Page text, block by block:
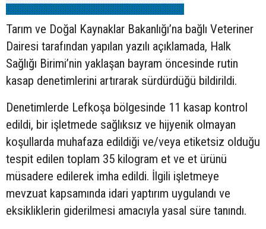
Tarım ve Doğal Kaynaklar Bakanlığı’na bağlı Veteriner
Dairesi tarafından yapılan yazılı açıklamada, Halk
Sağlığı Birimi’nin yaklaşan bayram öncesinde rutin
kasap denetimlerini artırarak sürdürdüğü bildirildi.
Denetimlerde Lefkoşa bölgesinde 11 kasap kontrol
edildi, bir işletmede sağlıksız ve hijyenik olmayan
koşullarda muhafaza edildiği ve/veya etiketsiz olduğu
tespit edilen toplam 35 kilogram et ve et ürünü
müsadere edilerek imha edildi. İlgili işletmeye
mevzuat kapsamında idari yaptırım uygulandı ve
eksikliklerin giderilmesi amacıyla yasal süre tanındı.